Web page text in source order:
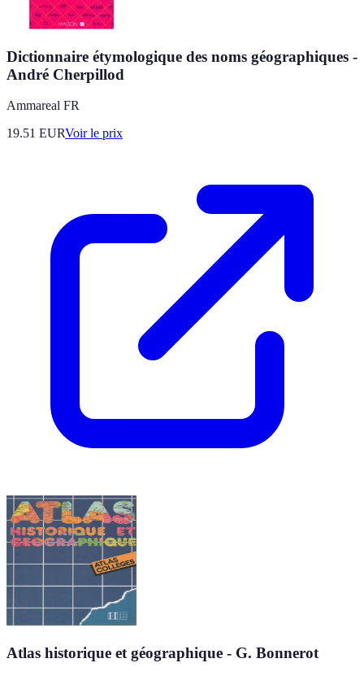
Dictionnaire étymologique des noms géographiques -
André Cherpillod
Ammareal FR
19.51 EURVoir le prix
Atlas historique et géographique - G. Bonnerot